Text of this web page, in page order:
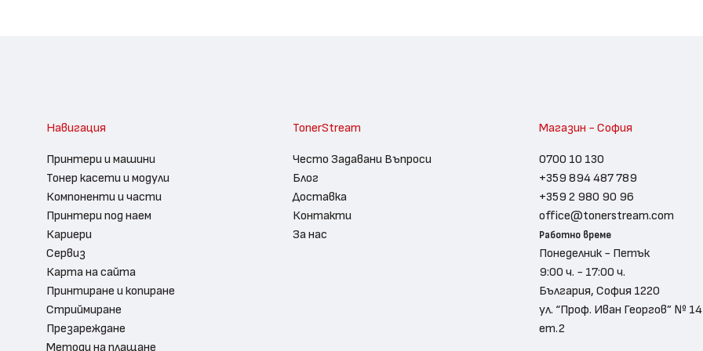
Навигация
Принтери и машини
Тонер касети и модули
Компоненти и части
Принтери под наем
Кариери
Сервиз
Карта на сайта
Принтиране и копиране
Стриймиране
Презареждане
Методи на плащане
TonerStream
Често Задавани Въпроси
Блог
Доставка
Контакти
За нас
Магазин - София
0700 10 130
+359 894 487 789
+359 2 980 90 96
office@tonerstream.com
Работно време
Понеделник - Петък
9:00 ч. - 17:00 ч.
България, София 1220
ул. “Проф. Иван Георгов” №
ет.2